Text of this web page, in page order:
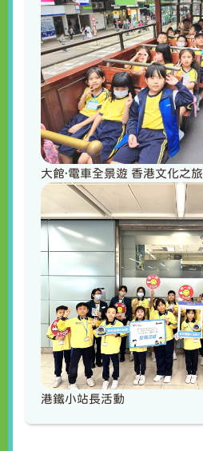
大館·電車全景遊 香港文化之旅
港鐵小站長活動